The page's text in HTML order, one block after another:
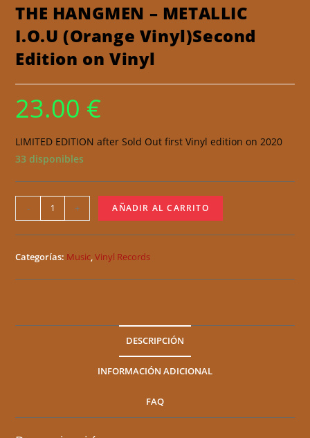
THE HANGMEN – METALLIC
I.O.U (Orange Vinyl)Second
Edition on Vinyl
23.00 €
LIMITED EDITION after Sold Out first Vinyl edition on 2020
33 disponibles
- + AÑADIR AL CARRITO
Categorías: Music,Vinyl Records
DESCRIPCIÓN
INFORMACIÓN ADICIONAL
FAQ